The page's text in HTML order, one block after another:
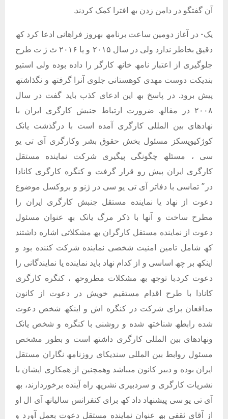
آن گفتگو در دامن زدن بھ افترا کمک کردند.
یک- در آغاز دومین ساعت برنامھ بھروز فراھانی ادعا کرد کھ
دقیق بخاطر ندارد ولی در سال ٢٠١۵ و یا ٢٠١۶ ث ژ ت طرح
جلوگیری از اعتبار نامھ خانھ کارگر را داده بوده ولی استیو
بندیکت دوست مھدی کوھستانی جلوی آنرا گرفتھ و نگذاشتھ
پیش برود. در پاسخ بھ این ادعای کذب باید گفت در سال
٢٠٠٨ در مقالھ ضرورت ارتباط جنبش کارگری ایران با
نھادھای بین المللی کارگری آمده است با درگذشت یانک
کوژکیویسکز مسئول بخش حقوق بشر وکارگری آی تی یو
سی ، مسئلھ چگونگی پیگیری شرکت نماینده مستقل
کارگری ایران پیش رو قرار گرفت و کنگره کارگری کانادا
در” تماسی با دفاتر آی تی یو سی در ژنو و بروکسل موضوع
دعوت از نھاد یا نماینده مستقل جنبش کارگری ایران را
مطرح ساخت و آنھا با ذکر مرگ یانک بھ عنوان مسئول
دعوت از نماینده مستقل کارگران بھ مشکلاتی اشاره داشتند
کھ شامل تامین امنیت شخصی نماینده شرکت کننده بود و
اینکھ بر چھ اساسی و از کدام نھاد باید نماینده یا نمایندگانی را
دعوت کرد.با توجھ بھ مشکلات مطروحھ ، کنگره کارگری
کانادا با طرح اقدام مستقیم خویش در دعوت از کانون
مدافعان برای شرکت در کنگره اش و اینکھ شخص دعوت
شده رابطھ شناختھ شده و روشنی با کنگره و شخص یانک
ونھادھای بین المللی کارگری داشتھ است و بطور مشخص
مسئول روابط بین المللی سندیکای روزنامھ نگاران مستقل
ایران بوده و دبیر کانون میباشد وھمچنین از ھمکاری ایشان با
نشریات کارگری و سردبیری نشریھ راه آینده برخوردارند، بھ
آی تی یو سی پیشنھاد داد کھ برای کنفرانس سالیانھ آی ال او
از آقای ثقفی بھ عنوان نماینده مستقل دعوت بعمل آورد و